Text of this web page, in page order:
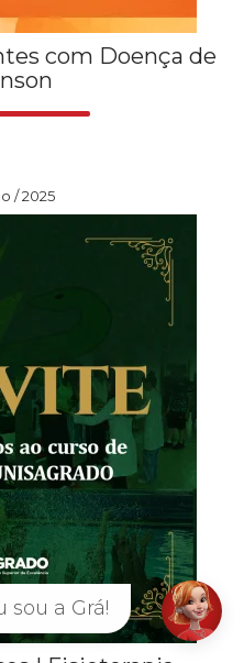
com Doença de
/ 2025
sou a Grá!